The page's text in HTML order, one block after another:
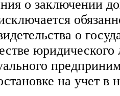
о заключении
о
на учет в